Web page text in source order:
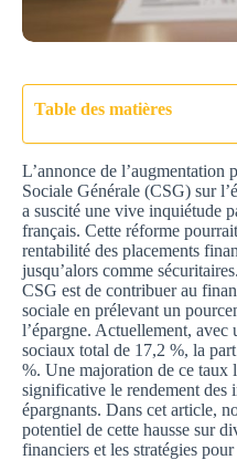
Table des matières
L’annonce de l’augmentation
Sociale Générale (CSG) sur
a suscité une vive inquiétude
français. Cette réforme
rentabilité des placements
jusqu’alors comme
CSG est de contribuer au
sociale en prélevant un
l’épargne. Actuellement, avec
sociaux total de 17,2 %, la
%. Une majoration de ce taux
significative le rendement des
épargnants. Dans cet article,
potentiel de cette hausse sur
financiers et les stratégies